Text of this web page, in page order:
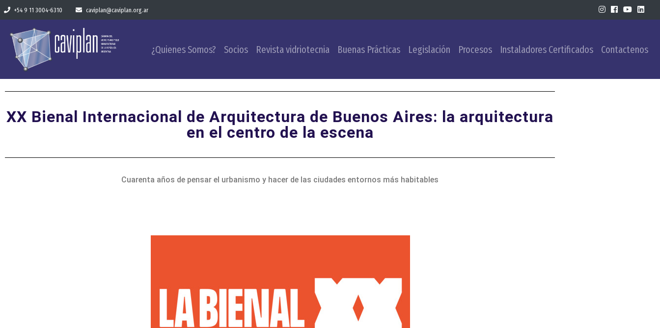
+54 9 11 3004-6310 caviplan@caviplan.org.ar
¿Quienes Somos? Socios Revista vidriotecnia Buenas Prácticas Legislación Procesos Instaladores Certificados Contactenos
XX Bienal Internacional de Arquitectura de Buenos Aires: la arquitectura
en el centro de la escena
Cuarenta años de pensar el urbanismo y hacer de las ciudades entornos más habitables